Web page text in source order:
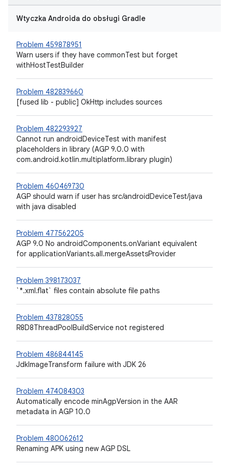
Wtyczka Androida do obsługi Gradle
Problem 459878951
Warn users if they have commonTest but forget
withHostTestBuilder
Problem 482839660
[fused lib - public] OkHttp includes sources
Problem 482293927
Cannot run androidDeviceTest with manifest
placeholders in library (AGP 9.0.0 with
com.android.kotlin.multiplatform.library plugin)
Problem 460469730
AGP should warn if user has src/androidDeviceTest/java
with java disabled
Problem 477562205
AGP 9.0 No androidComponents.onVariant equivalent
for applicationVariants.all.mergeAssetsProvider
Problem 398173037
`*.xml.flat` files contain absolute file paths
Problem 437828055
R8D8ThreadPoolBuildService not registered
Problem 486844145
JdkImageTransform failure with JDK 26
Problem 474084303
Automatically encode minAgpVersion in the AAR
metadata in AGP 10.0
Problem 480062612
Renaming APK using new AGP DSL